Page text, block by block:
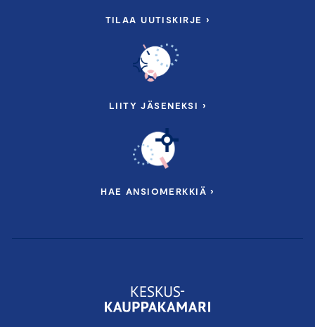
TILAA UUTISKIRJE ›
LIITY JÄSENEKSI ›
HAE ANSIOMERKKIÄ ›